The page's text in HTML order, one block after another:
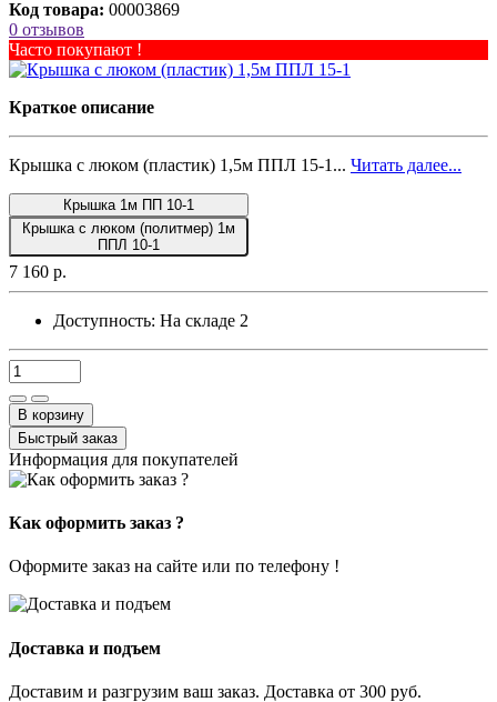
Код товара: 00003869
0 отзывов
Часто покупают !
Краткое описание
Крышка с люком (пластик) 1,5м ППЛ 15-1... Читать далее...
Крышка 1м ПП 10-1
Крышка с люком (политмер) 1м
ППЛ 10-1
7 160 р.
Доступность: На складе 2
В корзину
Быстрый заказ
Информация для покупателей
Как оформить заказ ?
Оформите заказ на сайте или по телефону !
Доставка и подъем
Доставим и разгрузим ваш заказ. Доставка от 300 руб.